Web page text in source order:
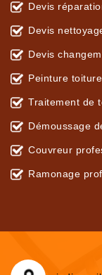
Devis
Devis
Devis
Peinture
Traitement de
Démoussage
Couvreur
Ramonage